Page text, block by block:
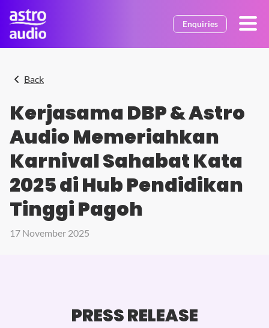
Skip to main content
Enquiries
Back
Kerjasama DBP & Astro
Audio Memeriahkan
Karnival Sahabat Kata
2025 di Hub Pendidikan
Tinggi Pagoh
17 November 2025
PRESS RELEASE